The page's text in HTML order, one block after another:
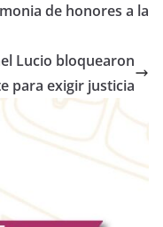
de honores a la
Lucio bloquearon
para exigir justicia